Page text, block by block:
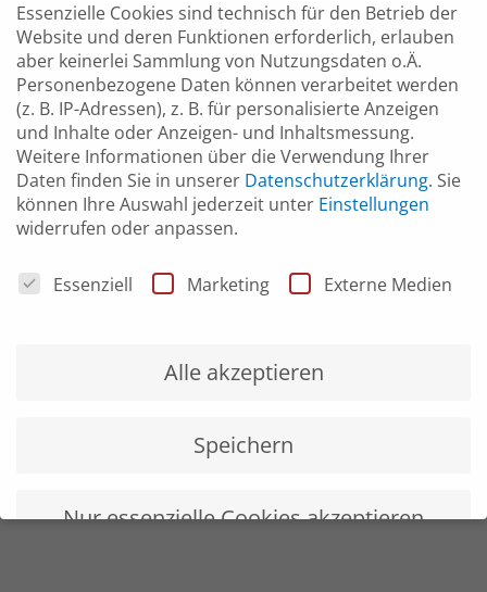
Essenzielle Cookies sind technisch für den Betrieb der
Website und deren Funktionen erforderlich, erlauben
aber keinerlei Sammlung von Nutzungsdaten o.Ä.
Personenbezogene Daten können verarbeitet werden
(z. B. IP-Adressen), z. B. für personalisierte Anzeigen
und Inhalte oder Anzeigen- und Inhaltsmessung.
Weitere Informationen über die Verwendung Ihrer
Daten finden Sie in unserer Datenschutzerklärung. Sie
können Ihre Auswahl jederzeit unter Einstellungen
widerrufen oder anpassen.
Datenschutzeinstellungen
Essenziell Marketing Externe Medien
Alle akzeptieren
Speichern
Nur essenzielle Cookies akzeptieren